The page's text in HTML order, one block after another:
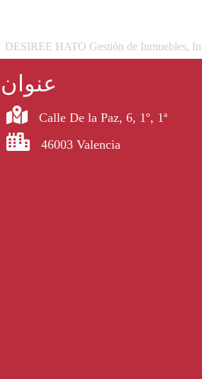
DESIREE HATO Gestión de Inmuebles,
عنوان
Calle De la Paz, 6, 1º, 1ª
46003 Valencia